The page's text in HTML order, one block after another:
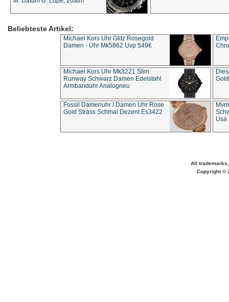
Beliebteste Artikel:
Michael Kors Uhr Glitz Rosegold
Damen - Uhr Mk5862 Uvp 549€
Michael Kors Uhr Mk3221 Slim
Runway Schwarz Damen Edelstahl
Armbanduhr Analogneu
Fossil Damenuhr / Damen Uhr Rose
Gold Strass Schmal Dezent Es3422
Usa
All
Copyright ©